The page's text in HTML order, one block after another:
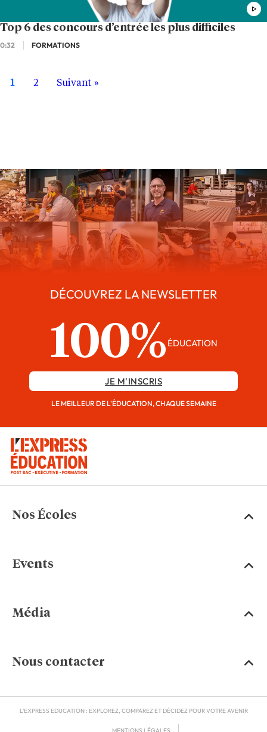
Top 6 des concours d’entrée les plus difficiles
0:32 FORMATIONS
1 2 Suivant »
DÉCOUVREZ LA NEWSLETTER
100% ÉDUCATION
JE M'INSCRIS
LE MEILLEUR DE L'ÉDUCATION, CHAQUE SEMAINE
Nos Écoles
Events
Média
Nous contacter
L'EXPRESS EDUCATION : EXPLOREZ, COMPAREZ ET DÉCIDEZ POUR VOTRE AVENIR